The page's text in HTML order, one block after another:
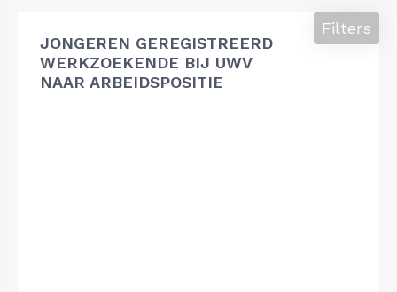
JONGEREN GEREGISTREERD
WERKZOEKENDE BIJ UWV
NAAR ARBEIDSPOSITIE
Filters